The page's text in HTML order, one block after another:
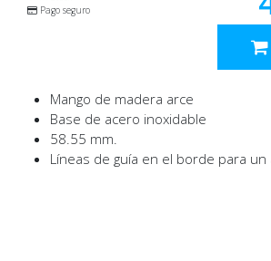
Pago seguro
Mango de madera arce
Base de acero inoxidable
58.55 mm.
Líneas de guía en el borde para un